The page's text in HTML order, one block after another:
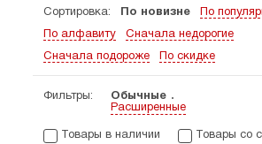
ежегодного международного
«Покров», посвященного
Помимо этого руководит фондом
православного кино,
кинокомпанию «Покров». Как
множество уникальных теле- и
Наиболее известен цикл
Сортировка: По новизне По
По алфавиту Сначала недорогие
Сначала подороже По скидке
Фильтры:
Обычные
Расширенные
Товары в наличии Товары со